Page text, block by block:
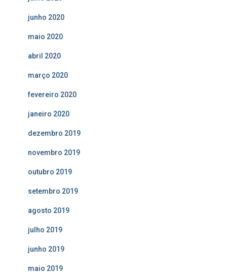
junho 2020
maio 2020
abril 2020
março 2020
fevereiro 2020
janeiro 2020
dezembro 2019
novembro 2019
outubro 2019
setembro 2019
agosto 2019
julho 2019
junho 2019
maio 2019